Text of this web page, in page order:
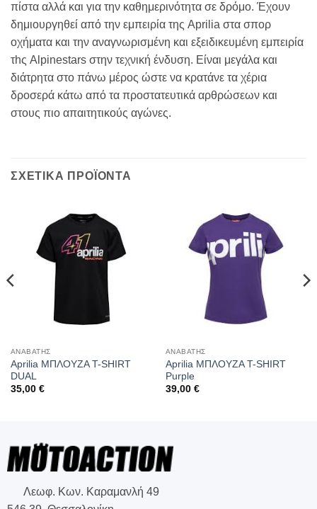
πίστα αλλά και για την καθημερινότητα σε δρόμο. Έχουν
δημιουργηθεί από την εμπειρία της Aprilia στα σπορ
οχήματα και την αναγνωρισμένη και εξειδικευμένη εμπειρία
τhς Alpinestars στην τεχνική ένδυση. Είναι μεγάλα και
διάτρητα στο πάνω μέρος ώστε να κρατάνε τα χέρια
δροσερά κάτω από τα προστατευτικά αρθρώσεων και
στους πιο απαιτητικούς αγώνες.
ΣΧΕΤΙΚΑ ΠΡΟΪΟΝΤΑ
ΑΝΑΒΑΤΗΣ
Aprilia ΜΠΛΟΥΖΑ T-SHIRT
DUAL
35,00 €
ΑΝΑΒΑΤΗΣ
Aprilia ΜΠΛΟΥΖΑ T-SHIRT
Purple
39,00 €
Λεωφ. Κων. Καραμανλή 49